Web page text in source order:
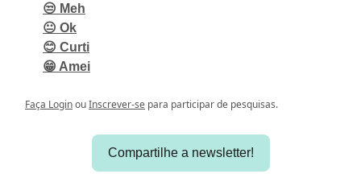
😒 Meh
😐 Ok
😊 Curti
😁 Amei
Faça LoginouInscrever-se para participar de pesquisas.
Compartilhe a newsletter!